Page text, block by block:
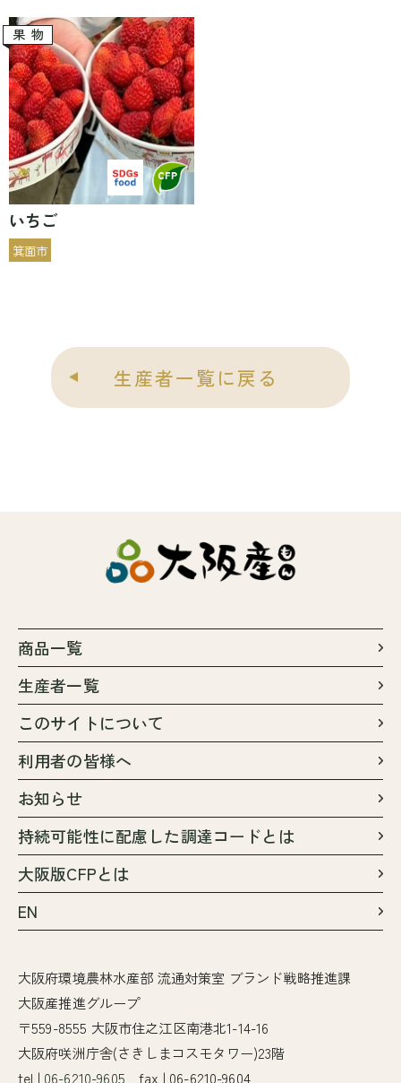
いちご
箕面市
果物
生産者一覧に戻る
商品一覧
生産者一覧
このサイトについて
利用者の皆様へ
お知らせ
持続可能性に配慮した調達コードとは
大阪版CFPとは
EN
大阪府環境農林水産部 流通対策室 ブランド戦略推進課
大阪産推進グループ
〒559-8555 大阪市住之江区南港北1-14-16
大阪府咲洲庁舎(さきしまコスモタワー)23階
tel | 06-6210-9605 fax | 06-6210-9604